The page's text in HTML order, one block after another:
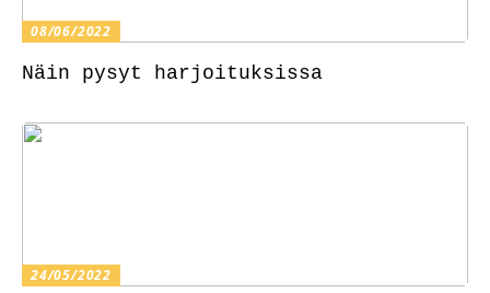
08/06/2022
Näin pysyt harjoituksissa
24/05/2022